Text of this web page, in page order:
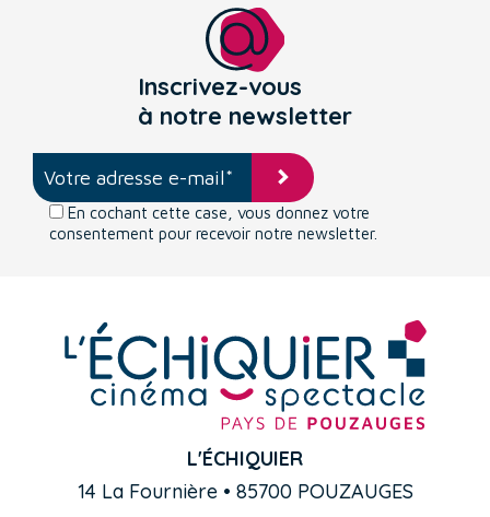
Inscrivez-vous
à notre newsletter
En cochant cette case, vous donnez votre
consentement pour recevoir notre newsletter.
L'ÉCHIQUIER
14 La Fournière • 85700 POUZAUGES